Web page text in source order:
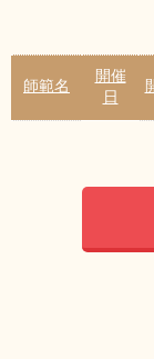
師範名
開催
日